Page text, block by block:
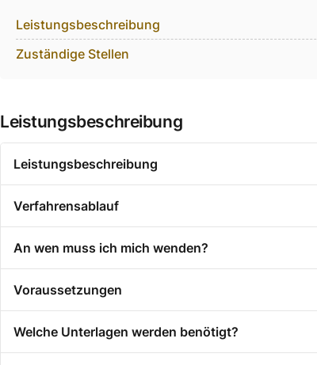
Leistungsbeschreibung
Zuständige Stellen
Leistungsbeschreibung
Leistungsbeschreibung
Verfahrensablauf
An wen muss ich mich wenden?
Voraussetzungen
Welche Unterlagen werden benötigt?